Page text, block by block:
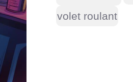
volet roulant